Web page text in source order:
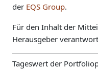
der EQS Group.
Für den Inhalt der
Herausgeber
Tageswert der